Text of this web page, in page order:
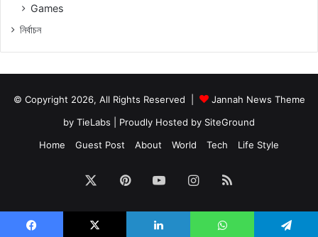
Games
নিৰ্বাচন
© Copyright 2026, All Rights Reserved |
Jannah News Theme
by TieLabs | Proudly Hosted by SiteGround
Home
Guest Post About World Tech Life Style
PinterestYouTubeInstagram